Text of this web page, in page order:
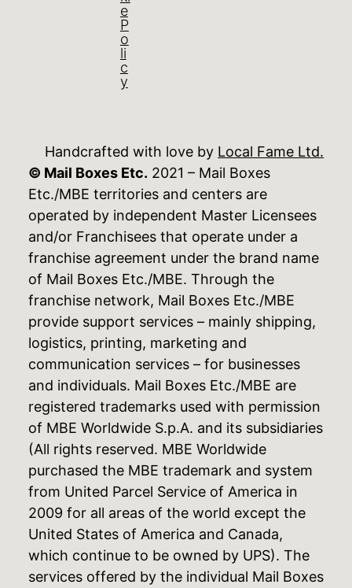
e
P
o
li
c
y
Handcrafted with love by Local Fame Ltd.
© Mail Boxes Etc. 2021 – Mail Boxes
Etc./MBE territories and centers are
operated by independent Master Licensees
and/or Franchisees that operate under a
franchise agreement under the brand name
of Mail Boxes Etc./MBE. Through the
franchise network, Mail Boxes Etc./MBE
provide support services – mainly shipping,
logistics, printing, marketing and
communication services – for businesses
and individuals. Mail Boxes Etc./MBE are
registered trademarks used with permission
of MBE Worldwide S.p.A. and its subsidiaries
(All rights reserved. MBE Worldwide
purchased the MBE trademark and system
from United Parcel Service of America in
2009 for all areas of the world except the
United States of America and Canada,
which continue to be owned by UPS). The
services offered by the individual Mail Boxes